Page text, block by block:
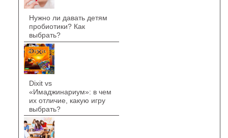
Нужно ли давать детям
пробиотики? Как
выбрать?
Dixit vs
«Имаджинариум»: в чем
их отличие, какую игру
выбрать?